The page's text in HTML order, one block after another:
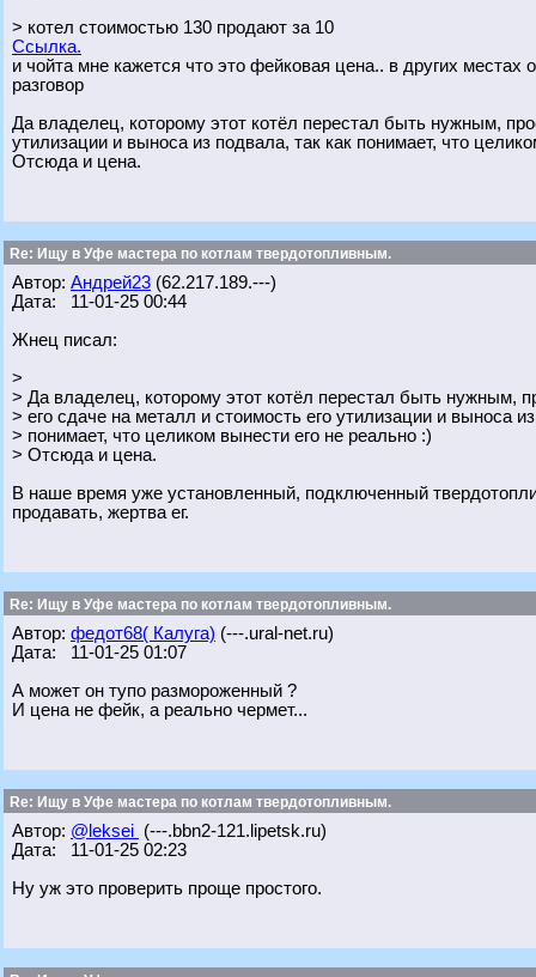
> котел стоимостью 130 продают за 10
Ссылка.
и чойта мне кажется что это фейковая цена.. в других местах
разговор
Да владелец, которому этот котёл перестал быть нужным,
утилизации и выноса из подвала, так как понимает, что
Отсюда и цена.
Re: Ищу в Уфе мастера по котлам твердотопливным.
Автор: Андрей23 (62.217.189.---)
Дата: 11-01-25 00:44
Жнец писал:
>
> Да владелец, которому этот котёл перестал быть нужным,
> его сдаче на металл и стоимость его утилизации и выноса
> понимает, что целиком вынести его не реально :)
> Отсюда и цена.
В наше время уже установленный, подключенный
продавать, жертва ег.
Re: Ищу в Уфе мастера по котлам твердотопливным.
Автор: федот68( Калуга) (---.ural-net.ru)
Дата: 11-01-25 01:07
А может он тупо размороженный ?
И цена не фейк, а реально чермет...
Re: Ищу в Уфе мастера по котлам твердотопливным.
Автор: @leksei (---.bbn2-121.lipetsk.ru)
Дата: 11-01-25 02:23
Ну уж это проверить проще простого.